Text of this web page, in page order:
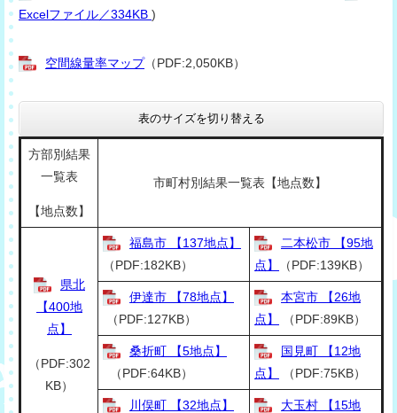
Excelファイル／334KB )
空間線量率マップ（PDF:2,050KB）
表のサイズを切り替える
方部別結果
一覧表
【地点数】
市町村別結果一覧表【地点数】
県北
【400地
点】
（PDF:302
KB）
福島市 【137地点】
（PDF:182KB）
二本松市 【95地
点】
（PDF:139KB）
伊達市 【78地点】
（PDF:127KB）
本宮市 【26地
点】
（PDF:89KB）
桑折町 【5地点】
（PDF:64KB）
国見町 【12地
点】
（PDF:75KB）
川俣町 【32地点】
大玉村 【15地